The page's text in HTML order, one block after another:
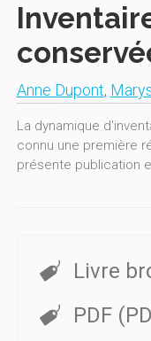
Anne Dupont,
La dynamique
connu une première
présente publication
Livre
PDF